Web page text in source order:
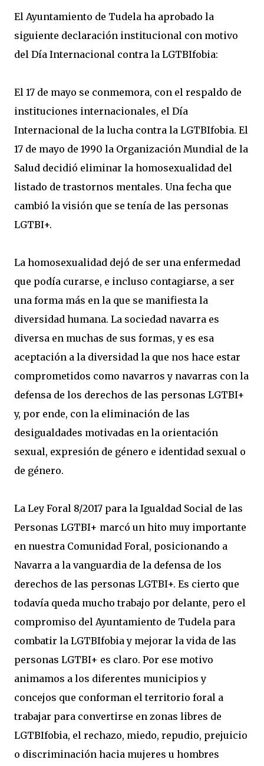
El Ayuntamiento de Tudela ha aprobado la
siguiente declaración institucional con motivo
del Día Internacional contra la LGTBIfobia:
El 17 de mayo se conmemora, con el respaldo de
instituciones internacionales, el Día
Internacional de la lucha contra la LGTBIfobia. El
17 de mayo de 1990 la Organización Mundial de la
Salud decidió eliminar la homosexualidad del
listado de trastornos mentales. Una fecha que
cambió la visión que se tenía de las personas
LGTBI+.
La homosexualidad dejó de ser una enfermedad
que podía curarse, e incluso contagiarse, a ser
una forma más en la que se manifiesta la
diversidad humana. La sociedad navarra es
diversa en muchas de sus formas, y es esa
aceptación a la diversidad la que nos hace estar
comprometidos como navarros y navarras con la
defensa de los derechos de las personas LGTBI+
y, por ende, con la eliminación de las
desigualdades motivadas en la orientación
sexual, expresión de género e identidad sexual o
de género.
La Ley Foral 8/2017 para la Igualdad Social de las
Personas LGTBI+ marcó un hito muy importante
en nuestra Comunidad Foral, posicionando a
Navarra a la vanguardia de la defensa de los
derechos de las personas LGTBI+. Es cierto que
todavía queda mucho trabajo por delante, pero el
compromiso del Ayuntamiento de Tudela para
combatir la LGTBIfobia y mejorar la vida de las
personas LGTBI+ es claro. Por ese motivo
animamos a los diferentes municipios y
concejos que conforman el territorio foral a
trabajar para convertirse en zonas libres de
LGTBIfobia, el rechazo, miedo, repudio, prejuicio
o discriminación hacia mujeres u hombres